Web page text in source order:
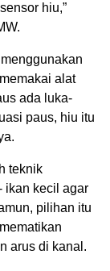
hiu,”
alat
ada luka-
paus, hiu itu
teknik
ikan kecil agar
pilihan itu
arus di kanal.